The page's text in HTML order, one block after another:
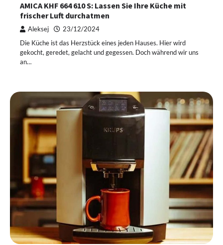
AMICA KHF 664 610 S: Lassen Sie Ihre Küche mit
frischer Luft durchatmen
Aleksej 23/12/2024
Die Küche ist das Herzstück eines jeden Hauses. Hier wird
gekocht, geredet, gelacht und gegessen. Doch während wir uns
an…